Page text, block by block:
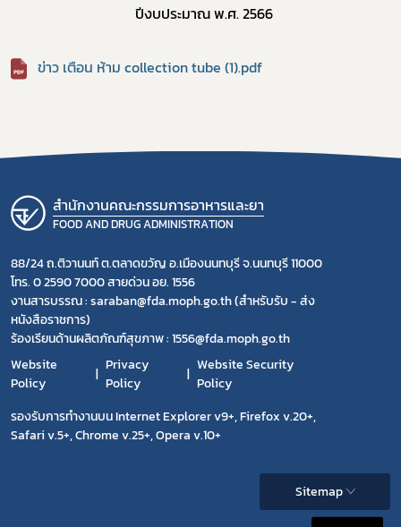
ปีงบประมาณ พ.ศ.2566
ข่าว เตือน ห้าม collection tube (1).pdf
สำนักงานคณะกรรมการอาหารและยา
FOOD AND DRUG ADMINISTRATION
88/24 ถ.ติวานนท์ ต.ตลาดขวัญ อ.เมืองนนทบุรี จ.นนทบุรี 11000
โทร. 0 2590 7000 สายด่วน อย. 1556
งานสารบรรณ : saraban@fda.moph.go.th (สำหรับรับ - ส่ง
หนังสือราชการ)
ร้องเรียนด้านผลิตภัณฑ์สุขภาพ : 1556@fda.moph.go.th
Website
Policy
Privacy
Policy
Website Security
Policy
รองรับการทำงานบน Internet Explorer v9+, Firefox v.20+,
Safari v.5+, Chrome v.25+, Opera v.10+
Sitemap